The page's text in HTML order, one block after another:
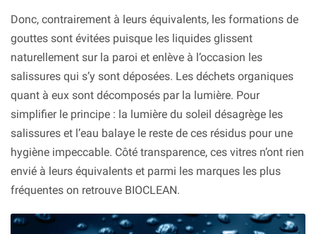
Donc, contrairement à leurs équivalents, les formations de
gouttes sont évitées puisque les liquides glissent
naturellement sur la paroi et enlève à l’occasion les
salissures qui s’y sont déposées. Les déchets organiques
quant à eux sont décomposés par la lumière. Pour
simplifier le principe : la lumière du soleil désagrège les
salissures et l’eau balaye le reste de ces résidus pour une
hygiène impeccable. Côté transparence, ces vitres n’ont rien
envié à leurs équivalents et parmi les marques les plus
fréquentes on retrouve BIOCLEAN.